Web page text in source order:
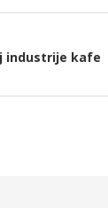
industrije kafe